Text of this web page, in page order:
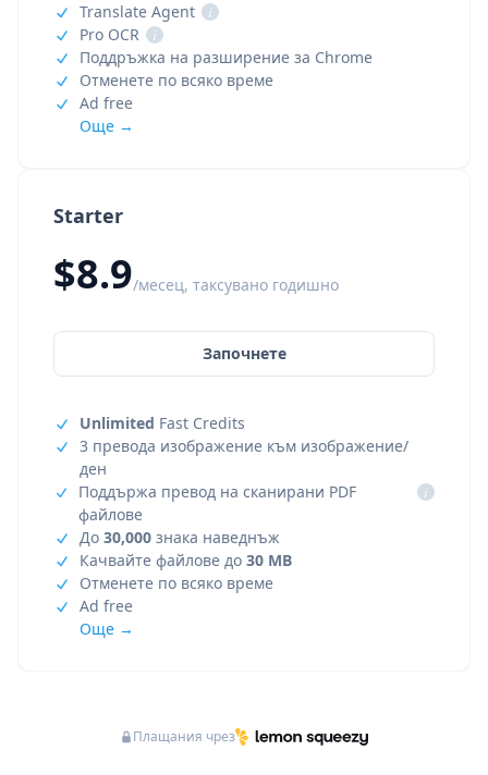
Starter
$8.9/месец, таксувано годишно
Започнете
Unlimited Fast Credits
3 превода изображение към изображение/
ден
Поддържа превод на сканирани PDF
файлове
i
До 30,000 знака наведнъж
Качвайте файлове до 30 MB
Отменете по всяко време
Ad free
Още →
Translate Agent
i
Pro OCR
i
Поддръжка на разширение за Chrome
Отменете по всяко време
Ad free
Още →
Плащания чрез